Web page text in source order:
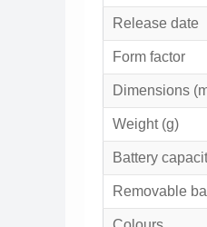
Release date
Form factor
Dimensions
Weight (g)
Battery
Removable